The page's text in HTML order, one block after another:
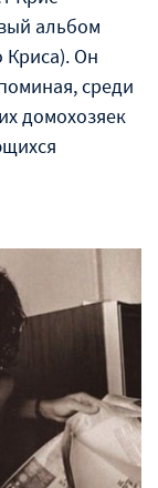
альбом
Криса). Он
среди
домохозяек